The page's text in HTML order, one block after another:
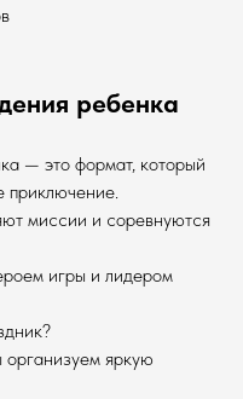
ребенка
— это формат, который
приключение.
миссии и соревнуются
игры и лидером
яркую